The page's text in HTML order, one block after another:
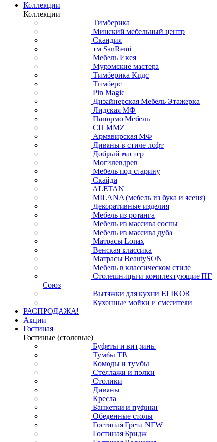
Коллекции
Коллекции
Тимберика
Минский мебельный центр
Скандия
тм SanRemi
Мебель Икея
Муромские мастера
Тимберика Кидс
Тимберс
Pin Magic
Дизайнерская Мебель Этажерка
Лидская МФ
Панормо Мебель
СП ММZ
Армавирская МФ
Диваны в стиле лофт
Добрый мастер
Могилевдрев
Мебель под старину
Скайда
ALETAN
MILANA (мебель из бука и ясеня)
Декоративные изделия
Мебель из ротанга
Мебель из массива сосны
Мебель из массива дуба
Матрасы Lonax
Венская классика
Матрасы BeautySON
Мебель в классическом стиле
Столешницы и комплектующие ПГ
Союз
Вытяжки для кухни ELIKOR
Кухонные мойки и смесители
РАСПРОДАЖА!
Акции
Гостиная
Гостиные (столовые)
Буфеты и витрины
Тумбы ТВ
Комоды и тумбы
Стеллажи и полки
Столики
Диваны
Кресла
Банкетки и пуфики
Обеденные столы
Гостиная Грета NEW
Гостиная Бридж